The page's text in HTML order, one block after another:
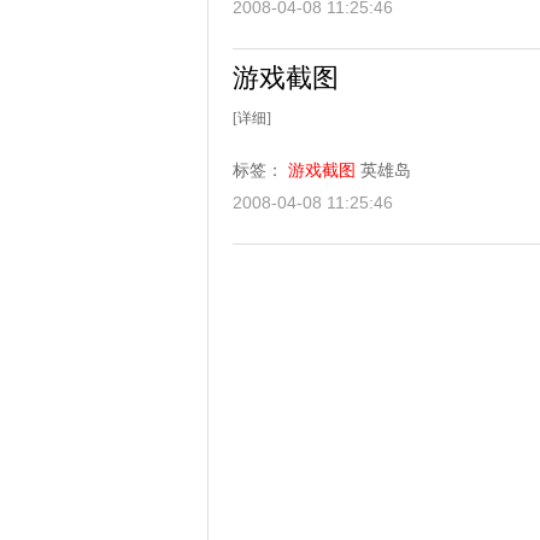
2008-04-08 11:25:46
游戏截图
[详细]
标签： 游戏截图 英雄岛
2008-04-08 11:25:46